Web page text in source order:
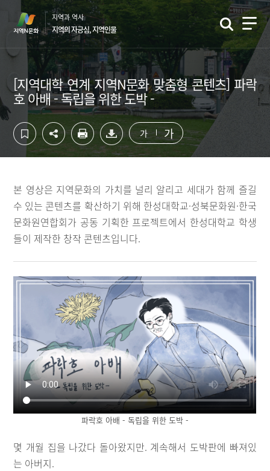
영
로
가
기
역
가
기
지역과 역사
지역의 자긍심, 지역인물
[지역대학 연계 지역N문화 맞춤형 콘텐츠] 파락
호 아배 - 독립을 위한 도박 -
가 가
본 영상은 지역문화의 가치를 널리 알리고 세대가 함께 즐길
수 있는 콘텐츠를 확산하기 위해 한성대학교·성북문화원·한국
문화원연합회가 공동 기획한 프로젝트에서 한성대학교 학생
들이 제작한 창작 콘텐츠입니다.
파락호 아배 - 독립을 위한 도박 -
몇 개월 집을 나갔다 돌아왔지만. 계속해서 도박판에 빠져있
는 아버지.